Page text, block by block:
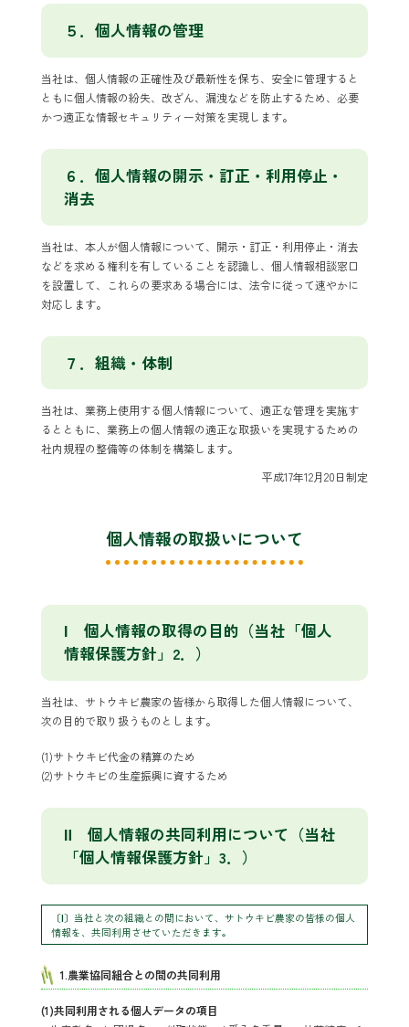
５．個人情報の管理
当社は、個人情報の正確性及び最新性を保ち、安全に管理すると
ともに個人情報の紛失、改ざん、漏洩などを防止するため、必要
かつ適正な情報セキュリティー対策を実現します。
６．個人情報の開示・訂正・利用停止・
消去
当社は、本人が個人情報について、開示・訂正・利用停止・消去
などを求める権利を有していることを認識し、個人情報相談窓口
を設置して、これらの要求ある場合には、法令に従って速やかに
対応します。
７．組織・体制
当社は、業務上使用する個人情報について、適正な管理を実施す
るとともに、業務上の個人情報の適正な取扱いを実現するための
社内規程の整備等の体制を構築します。
平成17年12月20日制定
個人情報の取扱いについて
Ⅰ 個人情報の取得の目的（当社「個人
情報保護方針」2．）
当社は、サトウキビ農家の皆様から取得した個人情報について、
次の目的で取り扱うものとします。
(1)サトウキビ代金の精算のため
(2)サトウキビの生産振興に資するため
Ⅱ 個人情報の共同利用について（当社
「個人情報保護方針」3．）
〔Ⅰ〕当社と次の組織との間において、サトウキビ農家の皆様の個人
情報を、共同利用させていただきます。
1.農業協同組合との間の共同利用
(1)共同利用される個人データの項目